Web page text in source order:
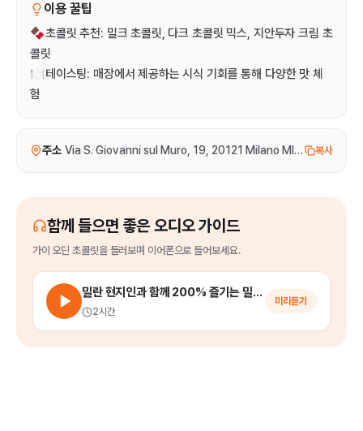
이용 꿀팁
🍫초콜릿 추천: 밀크 초콜릿, 다크 초콜릿 믹스, 지안두자 크림 초
콜릿
🍽️테이스팅: 매장에서 제공하는 시식 기회를 통해 다양한 맛 체
험
주소 Via S. Giovanni sul Muro, 19, 20121 Milano MI, 이탈리아
복사
함께 들으면 좋은 오디오 가이드
가이 오딘 초콜릿을들러보며 이어폰으로 들어보세요.
밀란 현지인과 함께 200% 즐기는 밀라노 시내 워킹 투어
2시간
미리듣기